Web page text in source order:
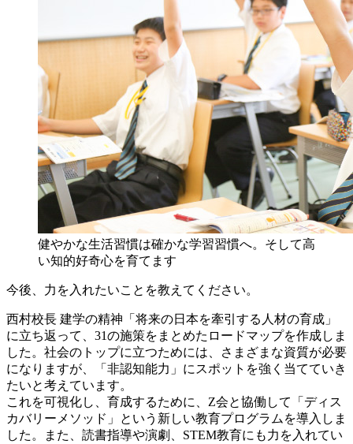
健やかな生活習慣は確かな学習習慣へ。そして高
い知的好奇心を育てます
今後、力を入れたいことを教えてください。
西村校長 建学の精神「将来の日本を牽引する人材の育成」
に立ち返って、31の施策をまとめたロードマップを作成しま
した。社会のトップに立つためには、さまざまな資質が必要
になりますが、「非認知能力」にスポットを強く当てていき
たいと考えています。
これを可視化し、育成するために、Z会と協働して「ディス
カバリーメソッド」という新しい教育プログラムを導入しま
した。また、読書指導や演劇、STEM教育にも力を入れてい